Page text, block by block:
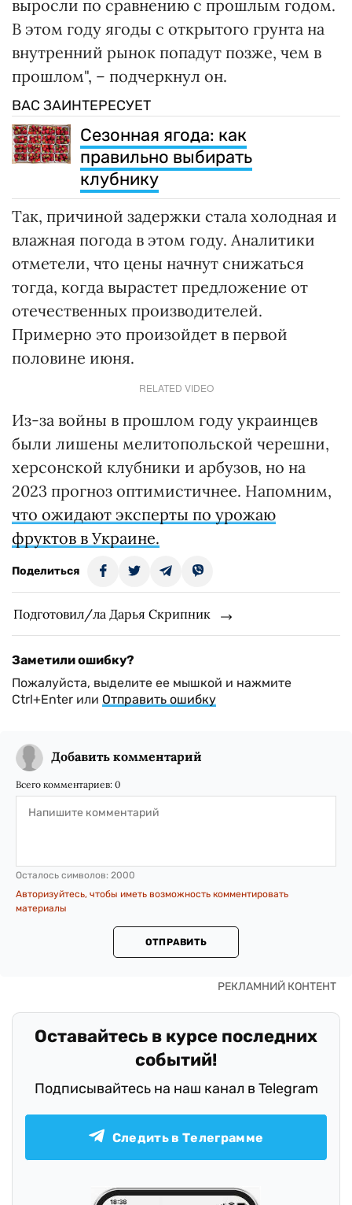
выросли по сравнению с прошлым годом.
В этом году ягоды с открытого грунта на
внутренний рынок попадут позже, чем в
прошлом", – подчеркнул он.
ВАС ЗАИНТЕРЕСУЕТ
Сезонная ягода: как
правильно выбирать
клубнику
Так, причиной задержки стала холодная и
влажная погода в этом году. Аналитики
отметели, что цены начнут снижаться
тогда, когда вырастет предложение от
отечественных производителей.
Примерно это произойдет в первой
половине июня.
RELATED VIDEO
Из-за войны в прошлом году украинцев
были лишены мелитопольской черешни,
херсонской клубники и арбузов, но на
2023 прогноз оптимистичнее. Напомним,
что ожидают эксперты по урожаю
фруктов в Украине.
Поделиться
Подготовил/ла Дарья Скрипник
Заметили ошибку?
Пожалуйста, выделите ее мышкой и нажмите
Ctrl+Enter или Отправить ошибку
Добавить комментарий
Всего комментариев: 0
Осталось символов: 2000
Авторизуйтесь, чтобы иметь возможность комментировать
материалы
ОТПРАВИТЬ
Оставайтесь в курсе последних
событий!
Подписывайтесь на наш канал в Telegram
Следить в Телеграмме